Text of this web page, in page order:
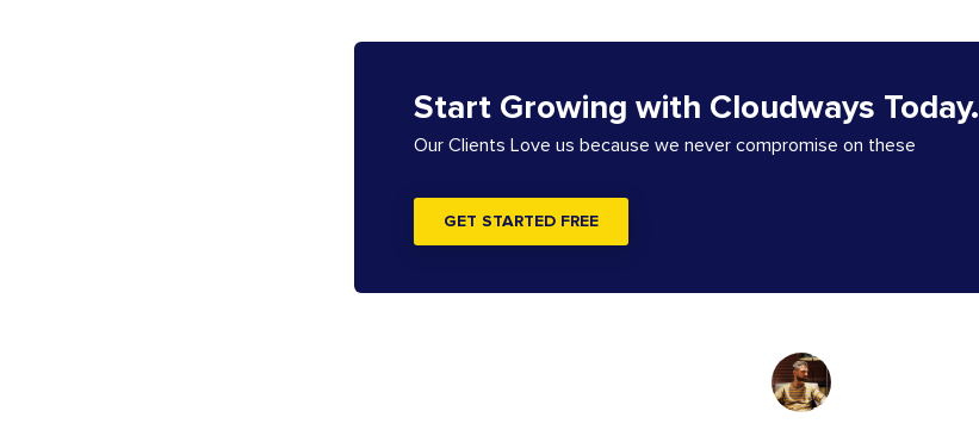
Start Growing with Cloudways Today.
Our Clients Love us because we never compromise on these
GET STARTED FREE